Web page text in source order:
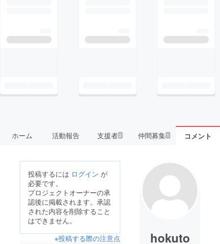
ホーム 活動報告 支援者2 仲間募集 1 コメント
投稿するには ログイン が
必要です。
プロジェクトオーナーの承
認後に掲載されます。承認
された内容を削除すること
はできません。
※投稿する際の注意点
hokuto